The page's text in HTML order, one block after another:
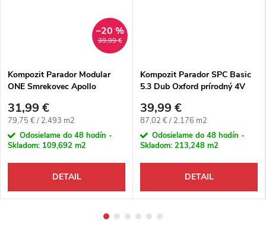
39,99 €
–20 %
Kompozit Parador Modular
ONE Smrekovec Apollo
31,99 €
Jednotková cena:
79,75 € / 2.493 m2
Odosielame do 48 hodín -
Skladom: 109,692 m2
DETAIL
Kompozit Parador SPC Basic
5.3 Dub Oxford prírodný 4V
39,99 €
Jednotková cena:
87,02 € / 2.176 m2
Odosielame do 48 hodín -
Skladom: 213,248 m2
DETAIL